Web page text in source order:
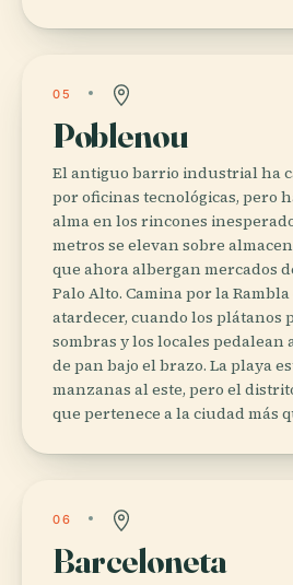
05
Poblenou
El antiguo barrio industrial ha
por oficinas tecnológicas, pero
alma en los rincones
metros se elevan sobre
que ahora albergan mercados
Palo Alto. Camina por la
atardecer, cuando los plátanos
sombras y los locales pedalean
de pan bajo el brazo. La playa
manzanas al este, pero el
que pertenece a la ciudad más
06
Barceloneta